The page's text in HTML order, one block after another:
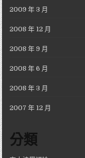
2009 年 3 月
2008 年 12 月
2008 年 9 月
2008 年 6 月
2008 年 3 月
2007 年 12 月
分類